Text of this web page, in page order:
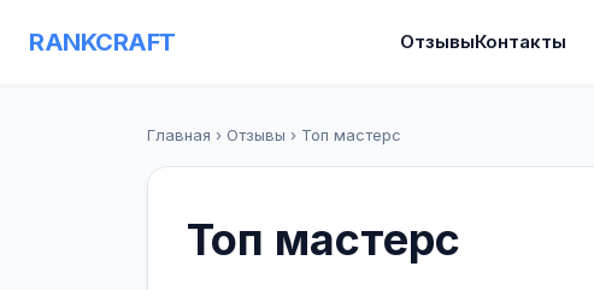
RANKCRAFT ОтзывыКонтакты
Главная › Отзывы › Топ мастерс
Топ мастерс